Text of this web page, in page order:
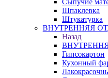
Сыпучие
Шпаклевка
Штукатурка
ВНУТРЕННЯЯ
Назад
Гипсокартон
Кухонный